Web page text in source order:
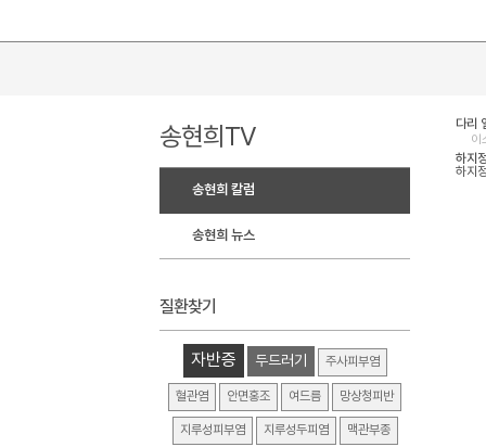
다리
이
하지
하지
송현희TV
송현희 칼럼
송현희 뉴스
질환찾기
자반증 두드러기 주사피부염
혈관염 안면홍조 여드름 망상청피반
지루성피부염 지루성두피염 맥관부종